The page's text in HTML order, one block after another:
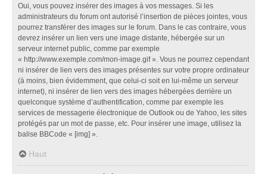
Oui, vous pouvez insérer des images à vos messages. Si les
administrateurs du forum ont autorisé l’insertion de pièces jointes, vous
pourrez transférer des images sur le forum. Dans le cas contraire, vous
devrez insérer un lien vers une image distante, hébergée sur un
serveur internet public, comme par exemple
« http://www.exemple.com/mon-image.gif ». Vous ne pourrez cependant
ni insérer de lien vers des images présentes sur votre propre ordinateur
(à moins, bien évidemment, que celui-ci soit en lui-même un serveur
internet), ni insérer de lien vers des images hébergées derrière un
quelconque système d’authentification, comme par exemple les
services de messagerie électronique de Outlook ou de Yahoo, les sites
protégés par un mot de passe, etc. Pour insérer une image, utilisez la
balise BBCode « [img] ».
Haut